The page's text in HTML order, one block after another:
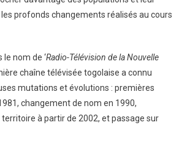
profonds changements réalisés au cours
le nom de ‘Radio-Télévision de la Nouvelle
chaîne télévisée togolaise a connu
mutations et évolutions : premières
changement de nom en 1990,
à partir de 2002, et passage sur